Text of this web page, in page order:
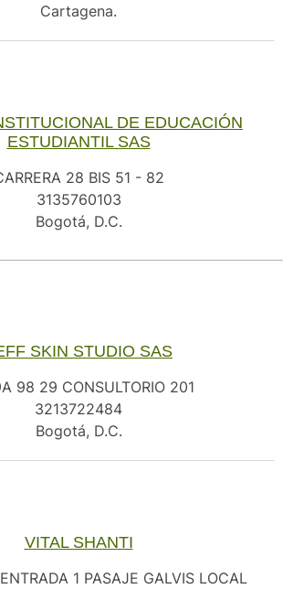
Cartagena.
DE EDUCACIÓN
ESTUDIANTIL SAS
28 BIS 51 - 82
3135760103
Bogotá, D.C.
SKIN STUDIO SAS
98 29 CONSULTORIO 201
3213722484
Bogotá, D.C.
VITAL SHANTI
1 PASAJE GALVIS LOCAL